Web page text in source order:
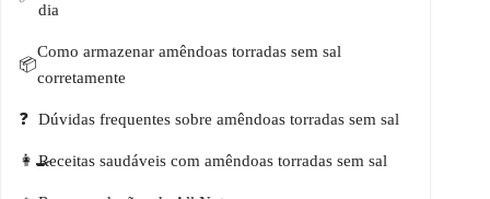
dia
Como armazenar amêndoas torradas sem sal
corretamente
Dúvidas frequentes sobre amêndoas torradas sem sal
Receitas saudáveis com amêndoas torradas sem sal